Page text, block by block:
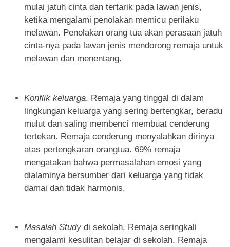
mulai jatuh cinta dan tertarik pada lawan jenis,
ketika mengalami penolakan memicu perilaku
melawan. Penolakan orang tua akan perasaan jatuh
cinta-nya pada lawan jenis mendorong remaja untuk
melawan dan menentang.
Konflik keluarga. Remaja yang tinggal di dalam
lingkungan keluarga yang sering bertengkar, beradu
mulut dan saling membenci membuat cenderung
tertekan. Remaja cenderung menyalahkan dirinya
atas pertengkaran orangtua. 69% remaja
mengatakan bahwa permasalahan emosi yang
dialaminya bersumber dari keluarga yang tidak
damai dan tidak harmonis.
Masalah Study di sekolah. Remaja seringkali
mengalami kesulitan belajar di sekolah. Remaja